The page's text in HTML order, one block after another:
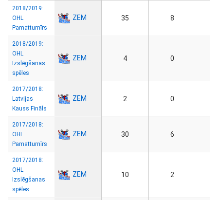
2018/2019:
OHL
Pamatturnīrs
ZEM 35 8
2018/2019:
OHL
Izslēgšanas
spēles
ZEM 4 0
2017/2018:
Latvijas
Kauss Fināls
ZEM 2 0
2017/2018:
OHL
Pamatturnīrs
ZEM 30 6
2017/2018:
OHL
Izslēgšanas
spēles
ZEM 10 2